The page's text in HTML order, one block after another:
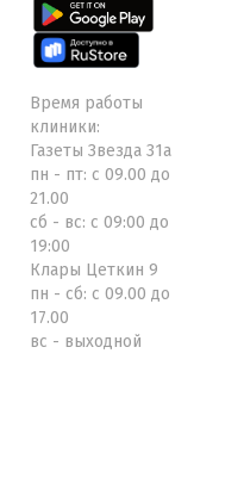
Время работы
клиники:
Газеты Звезда 31а
пн - пт: с 09.00 до
21.00
сб - вс: с 09:00 до
19:00
Клары Цеткин 9
пн - сб: с 09.00 до
17.00
вс - выходной